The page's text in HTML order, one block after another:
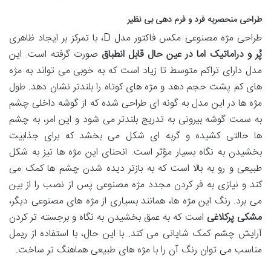
طراحی منحصربه فرد و فرم دهی بی نظیر
طراحی مژه مصنوعی مکس فاکتور مدل D، با تمرکز بر ایجاد ظاهری
پُر و دراماتیک اما در عین حال قابل انطباق صورت گرفته است. این
مدل دارای تراکم متوسط تا زیاد است که به خوبی می تواند به مژه
های کم پشت حجم دهد و مژه های کوتاه را بلندتر نشان دهد. طول
مژه ها در این مدل به گونه ای طراحی شده که از گوشه داخلی چشم
به سمت گوشه بیرونی به تدریج بلندتر می شود و این امر، به چشم
ها حالتی کشیده و گربه ای شکل می بخشد که برای جذابیت
بخشیدن به نگاه بسیار مؤثر است. انحنای این مژه ها نیز به شکل
طبیعی و رو به بالا است که به بازتر دیده شدن چشم ها کمک می
کند و نیازی به فر کردن مجدد مژه مصنوعی پس از نصب را از بین
می برد. رنگ این مژه ها، همانند بسیاری از مژه های مصنوعی دیگر،
مشکی پرکلاغی است که به عمق بخشیدن به نگاه و برجسته تر کردن
آرایش چشم کمک شایانی می کند. با این حال، با استفاده از ریمل
مناسب می توان رنگ آن را با مژه های طبیعی هماهنگ تر ساخت.